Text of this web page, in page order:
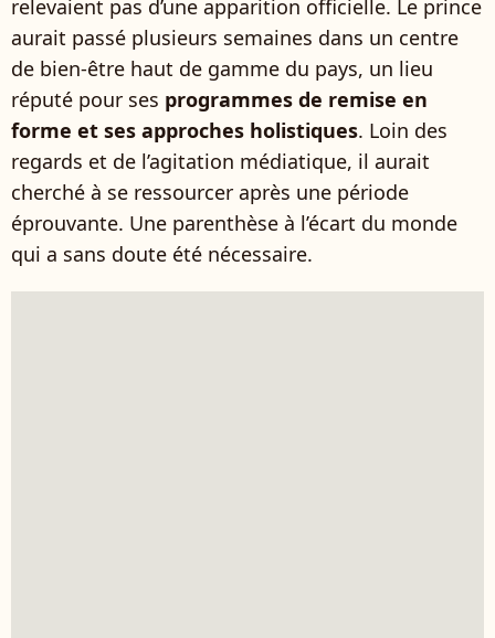
relevaient pas d’une apparition officielle. Le prince
aurait passé plusieurs semaines dans un centre
de bien-être haut de gamme du pays, un lieu
réputé pour ses programmes de remise en
forme et ses approches holistiques. Loin des
regards et de l’agitation médiatique, il aurait
cherché à se ressourcer après une période
éprouvante. Une parenthèse à l’écart du monde
qui a sans doute été nécessaire.